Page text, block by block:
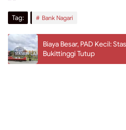
Tag: Bank Nagari
Biaya Besar, PAD Kecil:
Bukittinggi Tutup